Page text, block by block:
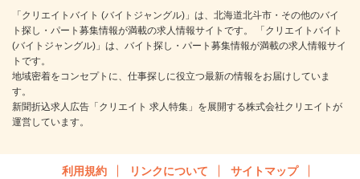
「クリエイトバイト (バイトジャングル)」は、北海道北斗市・その他のバイ
ト探し・パート募集情報が満載の求人情報サイトです。 「クリエイトバイト
(バイトジャングル)」は、バイト探し・パート募集情報が満載の求人情報サイ
トです。
地域密着をコンセプトに、仕事探しに役立つ最新の情報をお届けしていま
す。
新聞折込求人広告「クリエイト 求人特集」を展開する株式会社クリエイトが
運営しています。
利用規約 リンクについて
サイトマップ